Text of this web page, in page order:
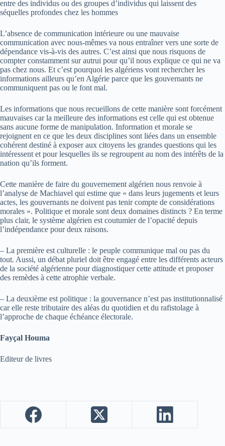
entre des individus ou des groupes d’individus qui laissent des
séquelles profondes chez les hommes
L’absence de communication intérieure ou une mauvaise
communication avec nous-mêmes va nous entraîner vers une sorte de
dépendance vis-à-vis des autres. C’est ainsi que nous risquons de
compter constamment sur autrui pour qu’il nous explique ce qui ne va
pas chez nous. Et c’est pourquoi les algériens vont rechercher les
informations ailleurs qu’en Algérie parce que les gouvernants ne
communiquent pas ou le font mal.
Les informations que nous recueillons de cette manière sont forcément
mauvaises car la meilleure des informations est celle qui est obtenue
sans aucune forme de manipulation. Information et morale se
rejoignent en ce que les deux disciplines sont liées dans un ensemble
cohérent destiné à exposer aux citoyens les grandes questions qui les
intéressent et pour lesquelles ils se regroupent au nom des intérêts de la
nation qu’ils forment.
Cette manière de faire du gouvernement algérien nous renvoie à
l’analyse de Machiavel qui estime que « dans leurs jugements et leurs
actes, les gouvernants ne doivent pas tenir compte de considérations
morales ». Politique et morale sont deux domaines distincts ? En terme
plus clair, le système algérien est coutumier de l’opacité depuis
l’indépendance pour deux raisons.
– La première est culturelle : le peuple communique mal ou pas du
tout. Aussi, un débat pluriel doit être engagé entre les différents acteurs
de la société algérienne pour diagnostiquer cette attitude et proposer
des remèdes à cette atrophie verbale.
– La deuxième est politique : la gouvernance n’est pas institutionnalisé
car elle reste tributaire des aléas du quotidien et du rafistolage à
l’approche de chaque échéance électorale.
Fayçal Houma
Editeur de livres